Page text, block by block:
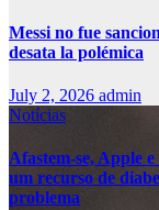
Messi no fue
desata la polémica
July 2, 2026 admin
Notícias
Afastem-se, Apple
um recurso de
problema